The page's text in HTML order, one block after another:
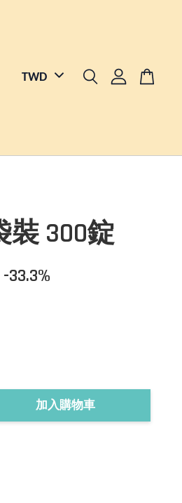
裝 300錠
-33.3%
加入購物車